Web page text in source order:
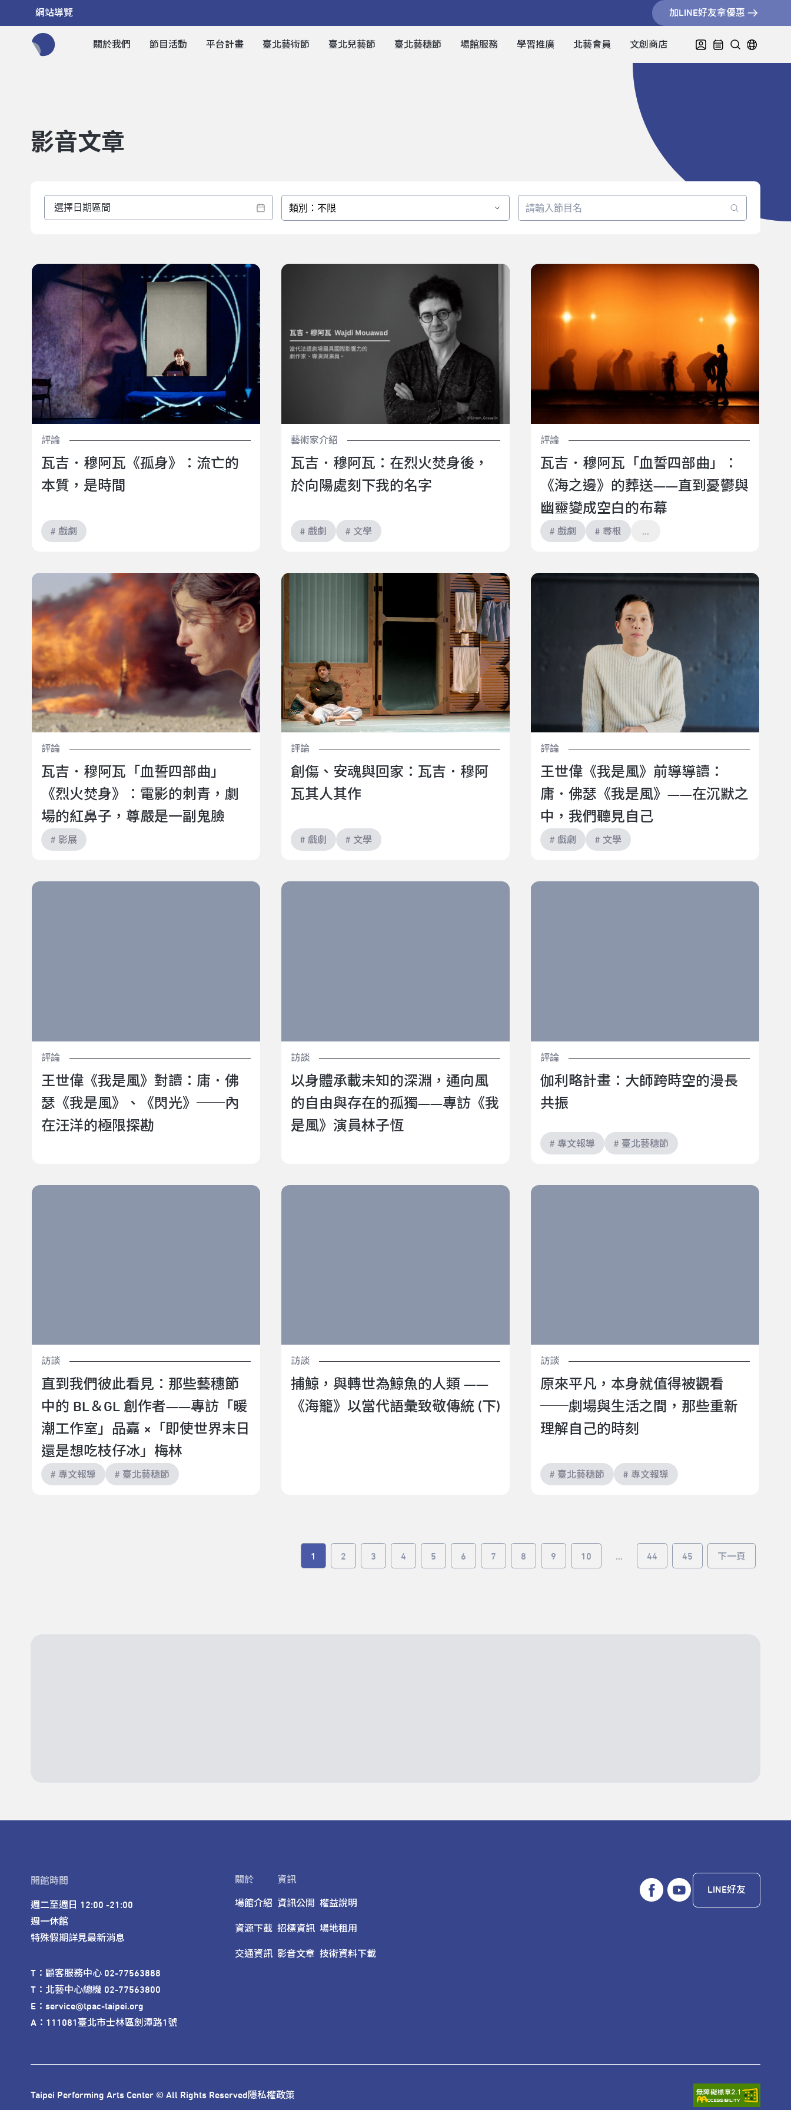
網站導覽 加LINE好友拿優惠
關於我們 節目活動 平台計畫 臺北藝術節 臺北兒藝節 臺北藝穗節 場館服務 學習推廣 北藝會員 文創商店
影音文章
類別：不限
瓦吉．穆阿瓦《孤身》：流亡的本質，是時間
評論
瓦吉．穆阿瓦《孤身》：流亡的
本質，是時間
# 戲劇
瓦吉．穆阿瓦：在烈火焚身後，於向陽處刻下我的名字
藝術家介紹
瓦吉．穆阿瓦：在烈火焚身後，
於向陽處刻下我的名字
# 戲劇 # 文學
瓦吉．穆阿瓦「血誓四部曲」：《海之邊》的葬送——
評論
瓦吉．穆阿瓦「血誓四部曲」：
《海之邊》的葬送——直到憂鬱與
幽靈變成空白的布幕
# 戲劇 # 尋根
瓦吉．穆阿瓦「血誓四部曲」《烈火焚身》：電影的刺
青，劇場的紅鼻子，尊嚴是一副鬼臉
評論
瓦吉．穆阿瓦「血誓四部曲」
《烈火焚身》：電影的刺青，劇
場的紅鼻子，尊嚴是一副鬼臉
# 影展
創傷、安魂與回家：瓦吉．穆阿瓦其人其作
評論
創傷、安魂與回家：瓦吉．穆阿
瓦其人其作
# 戲劇 # 文學
王世偉《我是風》前導導讀：庸．佛瑟《我是風》——
在沉默之中，我們聽見自己
評論
王世偉《我是風》前導導讀：
庸．佛瑟《我是風》——在沉默之
中，我們聽見自己
# 戲劇 # 文學
王世偉《我是風》對讀：庸．佛瑟《我是風》、《閃
評論
王世偉《我是風》對讀：庸．佛
瑟《我是風》、《閃光》──內
在汪洋的極限探勘
以身體承載未知的深淵，通向風的自由與存在的孤獨
訪談
以身體承載未知的深淵，通向風
的自由與存在的孤獨——專訪《我
是風》演員林子恆
伽利略計畫：大師跨時空的漫長共振
評論
伽利略計畫：大師跨時空的漫長
共振
# 專文報導 # 臺北藝穗節
直到我們彼此看見：那些藝穗節中的 BL＆GL 創作者
訪談
直到我們彼此看見：那些藝穗節
中的 BL＆GL 創作者——專訪「暖
潮工作室」品嘉 ×「即使世界末日
還是想吃枝仔冰」梅林
# 專文報導 # 臺北藝穗節
捕鯨，與轉世為鯨魚的人類 ——《海籠》以當代語彙致
訪談
捕鯨，與轉世為鯨魚的人類 ——
《海籠》以當代語彙致敬傳統 (下)
原來平凡，本身就值得被觀看 ──劇場與生活之間，那
訪談
原來平凡，本身就值得被觀看
──劇場與生活之間，那些重新
理解自己的時刻
# 臺北藝穗節 # 專文報導
1 2 3 4 5 6 7 8 9 10 ... 44 45 下一頁
開館時間
週二至週日 12:00 -21:00
週一休館
特殊假期詳見最新消息
T：顧客服務中心 02-77563888
T：北藝中心總機 02-77563800
E：service@tpac-taipei.org
A：111081臺北市士林區劍潭路1號
關於
場館介紹
資源下載
交通資訊
資訊
資訊公開
招標資訊
影音文章
權益說明
場地租用
技術資料下載
LINE好友
Taipei Performing Arts Center © All Rights Reserved隱私權政策